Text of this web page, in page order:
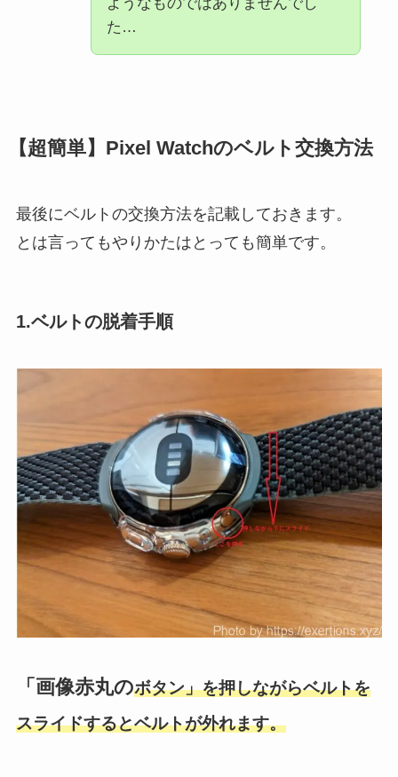
ようなものではありませんでし
た…
【超簡単】Pixel Watchのベルト交換方法
最後にベルトの交換方法を記載しておきます。
とは言ってもやりかたはとっても簡単です。
1.ベルトの脱着手順
「画像赤丸のボタン」を押しながらベルトを
スライドするとベルトが外れます。